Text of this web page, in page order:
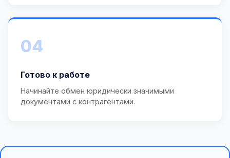
04
Готово к работе
Начинайте обмен юридически значимыми
документами с контрагентами.